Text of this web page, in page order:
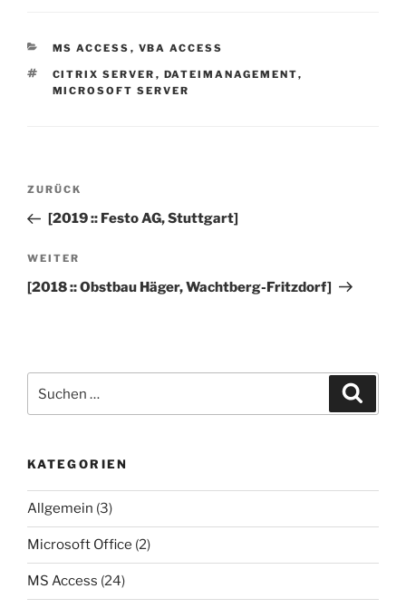
KATEGORIEN
MS ACCESS , VBA ACCESS
SCHLAGWÖRTER
CITRIX SERVER , DATEIMANAGEMENT,
MICROSOFT SERVER
Beitragsnavigation
Vorheriger
Beitrag
ZURÜCK
[2019 :: Festo AG, Stuttgart]
Nächster
Beitrag
WEITER
[2018 :: Obstbau Häger, Wachtberg-Fritzdorf]
nach:
KATEGORIEN
Allgemein (3)
Microsoft Office (2)
MS Access (24)